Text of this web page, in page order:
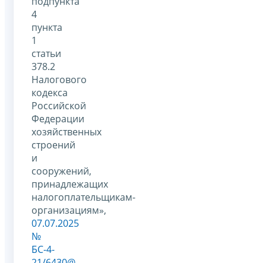
4
пункта
1
статьи
378.2
Налогового
кодекса
Российской
Федерации
хозяйственных
строений
и
сооружений,
принадлежащих
налогоплательщикам-
организациям»,
07.07.2025
№
БС-4-